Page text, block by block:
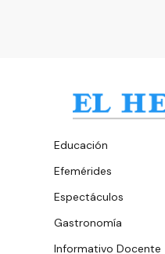
Educación
Efemérides
Espectáculos
Gastronomía
Informativo Docente